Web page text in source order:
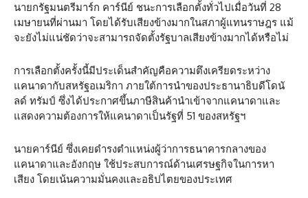
นายกรัฐมนตรีมาร์ก คาร์นีย์ ชนะการเลือกตั้งทั่วไปเมื่อวันที่ 28
เมษายนที่ผ่านมา โดยได้รับเสียงข้างมากในสภาผู้แทนราษฎร แม้
จะยังไม่แน่ชัดว่าจะสามารถจัดตั้งรัฐบาลเสียงข้างมากได้หรือไม่
การเลือกตั้งครั้งนี้มีประเด็นสำคัญคือความตึงเครียดระหว่าง
แคนาดากับสหรัฐอเมริกา ภายใต้การนำของประธานาธิบดีโดนั
ลด์ ทรัมป์ ซึ่งได้ประกาศขึ้นภาษีสินค้านำเข้าจากแคนาดาและ
แสดงความต้องการให้แคนาดาเป็นรัฐที่ 51 ของสหรัฐฯ
นายคาร์นีย์ ซึ่งเคยดำรงตำแหน่งผู้ว่าการธนาคารกลางของ
แคนาดาและอังกฤษ ใช้ประสบการณ์ด้านเศรษฐกิจในการหา
เสียง โดยเน้นความมั่นคงและอธิปไตยของประเทศ